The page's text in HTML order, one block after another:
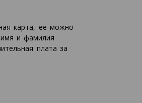
карта, её можно
и фамилия
плата за